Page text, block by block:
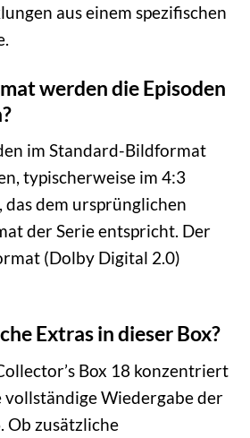
aus einem spezifischen
werden die Episoden
im Standard-Bildformat
typischerweise im 4:3
dem ursprünglichen
der Serie entspricht. Der
(Dolby Digital 2.0)
Extras in dieser Box?
Box 18 konzentriert
vollständige Wiedergabe der
Ob zusätzliche